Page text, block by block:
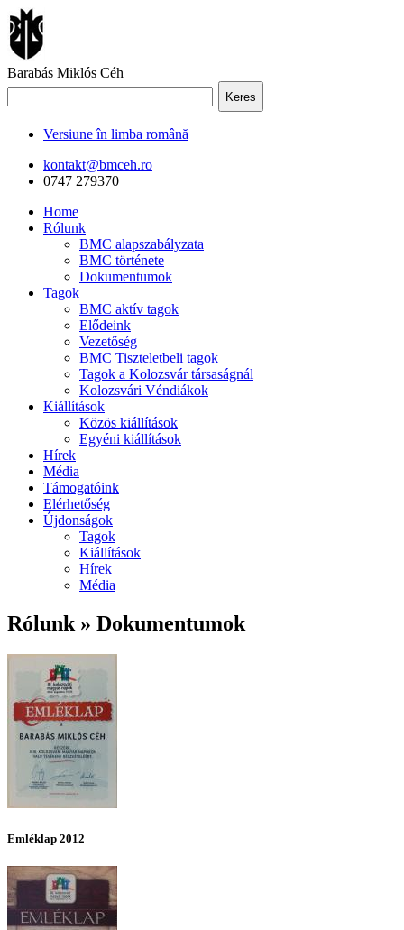
Barabás Miklós Céh
Keres
Versiune în limba română
kontakt@bmceh.ro
0747 279370
Home
Rólunk
BMC alapszabályzata
BMC története
Dokumentumok
Tagok
BMC aktív tagok
Elődeink
Vezetőség
BMC Tiszteletbeli tagok
Tagok a Kolozsvár társaságnál
Kolozsvári Véndiákok
Kiállítások
Közös kiállítások
Egyéni kiállítások
Hírek
Média
Támogatóink
Elérhetőség
Újdonságok
Tagok
Kiállítások
Hírek
Média
Rólunk » Dokumentumok
Emléklap 2012